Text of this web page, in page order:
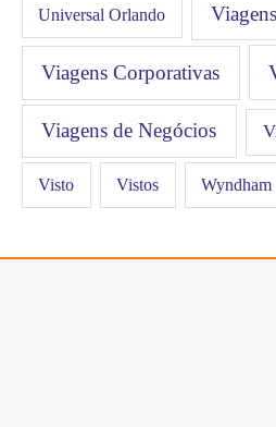
Universal Orlando Viagens
Viagens Corporativas
Viagens de Negócios
Visto Vistos Wyndham